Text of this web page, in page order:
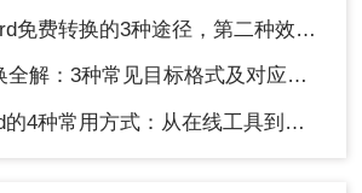
设置一下转换的页数范围、输出格式、转
，设置完毕好点击开始转换即可。
费转换的3种途径，第二种效率最高！
：3种常见目标格式及对应操作方法！
常用方式：从在线工具到桌面软件全梳理！